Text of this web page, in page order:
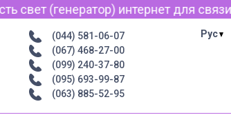
связи по Viber, WhatsApp и Telegram.
(044) 581-06-07
(067) 468-27-00
(099) 240-37-80
(095) 693-99-87
(063) 885-52-95
Рус